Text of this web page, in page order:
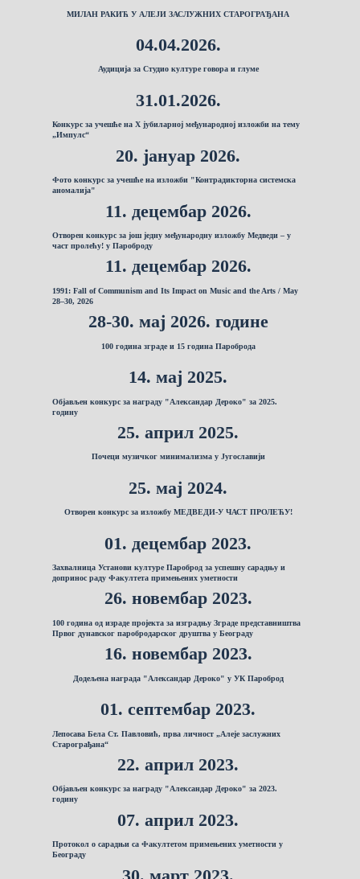
МИЛАН РАКИЋ У АЛЕЈИ ЗАСЛУЖНИХ СТАРОГРАЂАНА
04.04.2026.
Аудиција за Студио културе говора и глуме
31.01.2026.
Конкурс за учешће на X јубиларној међународној изложби на тему
„Импулс“
20. јануар 2026.
Фото конкурс за учешће на изложби "Контрадикторна системска
аномалија"
11. децембар 2026.
Отворен конкурс за још једну међународну изложбу Медведи – у
част пролећу! у Пароброду
11. децембар 2026.
1991: Fall of Communism and Its Impact on Music and the Arts / May
28–30, 2026
28-30. мај 2026. године
100 година зграде и 15 година Пароброда
14. мај 2025.
Објављен конкурс за награду "Александар Дероко" за 2025.
годину
25. април 2025.
Почеци музичког минимализма у Југославији
25. мај 2024.
Отворен конкурс за изложбу МЕДВЕДИ-У ЧАСТ ПРОЛЕЋУ!
01. децембар 2023.
Захвалница Установи културе Пароброд за успешну сарадњу и
допринос раду Факултета примењених уметности
26. новембар 2023.
100 година од израде пројекта за изградњу Зграде представништва
Првог дунавског паробродарског друштва у Београду
16. новембар 2023.
Додељена награда "Александар Дероко" у УК Пароброд
01. септембар 2023.
Лепосава Бела Ст. Павловић, прва личност „Алеје заслужних
Старограђана“
22. април 2023.
Објављен конкурс за награду "Александар Дероко" за 2023.
годину
07. април 2023.
Протокол о сарадњи са Факултетом примењених уметности у
Београду
30. март 2023.